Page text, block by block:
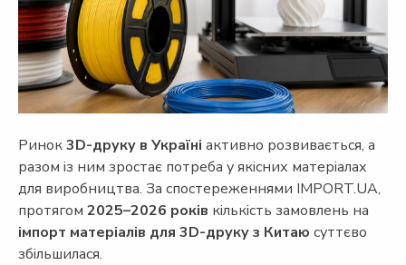
Ринок3D-друку в Україні активно розвивається, а
разом із ним зростає потреба у якісних матеріалах
для виробництва. За спостереженнями IMPORT.UA,
протягом 2025–2026 років кількість замовлень на
імпорт матеріалів для 3D-друку з Китаю суттєво
збільшилася.